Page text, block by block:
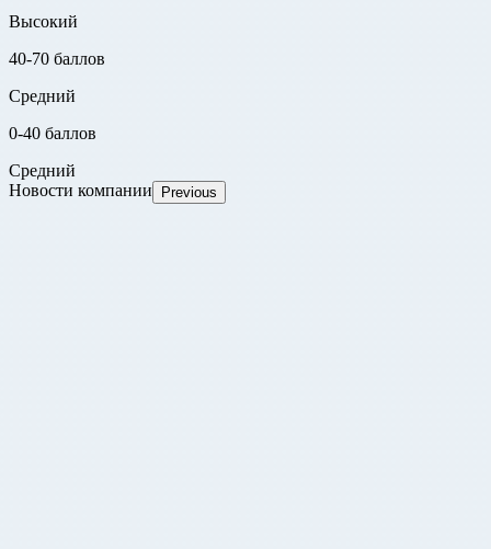
Высокий
40-70 баллов
Средний
0-40 баллов
Средний
Новости компании
Previous